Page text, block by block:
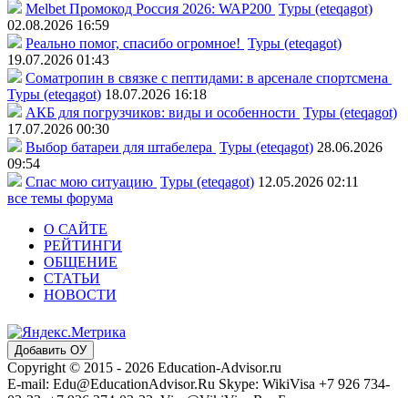
Melbet Промокод Россия 2026: WAP200 Туры (eteqagot)
02.08.2026 16:59
Реально помог, спасибо огромное! Туры (eteqagot)
19.07.2026 01:43
Соматропин в связке с пептидами: в арсенале спортсмена
Туры (eteqagot) 18.07.2026 16:18
АКБ для погрузчиков: виды и особенности Туры (eteqagot)
17.07.2026 00:30
Выбор батареи для штабелера Туры (eteqagot) 28.06.2026
09:54
Спас мою ситуацию Туры (eteqagot) 12.05.2026 02:11
все темы форума
О САЙТЕ
РЕЙТИНГИ
ОБЩЕНИЕ
СТАТЬИ
НОВОСТИ
Добавить ОУ
Copyright © 2015 - 2026 Education-Advisor.ru
E-mail: Edu@EducationAdvisor.Ru Skype: WikiVisa +7 926 734-